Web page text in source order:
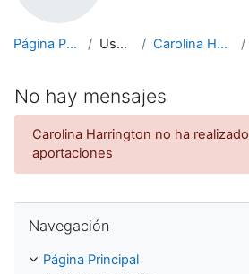
Página Principal Usuarios Carolina Harrington
No hay mensajes
Carolina Harrington no ha realizado
aportaciones
Navegación
Página Principal